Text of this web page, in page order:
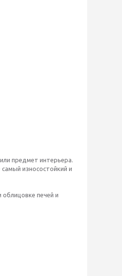
предмет интерьера.
износостойкий и
облицовке печей и